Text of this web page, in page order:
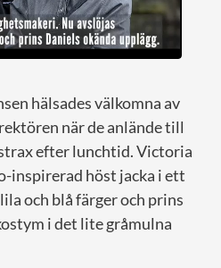
hälsades välkomna av
när de anlände till
efter lunchtid. Victoria
inspirerad höst jacka i ett
och blå färger och prins
i det lite gråmulna